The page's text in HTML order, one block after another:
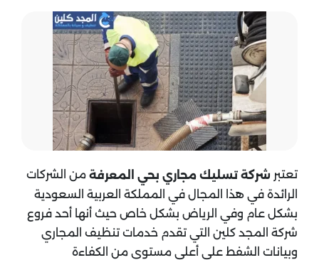
تعتبر شركة تسليك مجاري بحي المعرفة من الشركات
الرائدة في هذا المجال في المملكة العربية السعودية
بشكل عام وفي الرياض بشكل خاص حيث أنها أحد فروع
شركة المجد كلين التي تقدم خدمات تنظيف المجاري
وبيانات الشفط على أعلى مستوى من الكفاءة